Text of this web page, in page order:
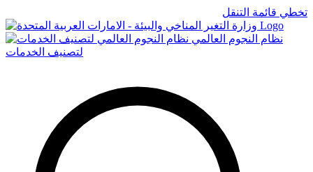
تخطي قائمة التنقل
Logo
نظام النجوم العالمي
لتصنيف الخدمات